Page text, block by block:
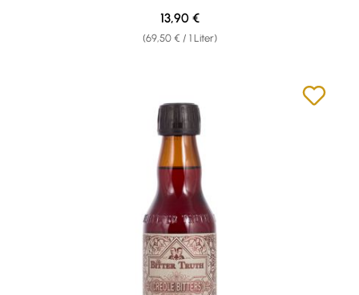
(69,50 € / 1 Liter)
Regulärer Preis:
13,90 €